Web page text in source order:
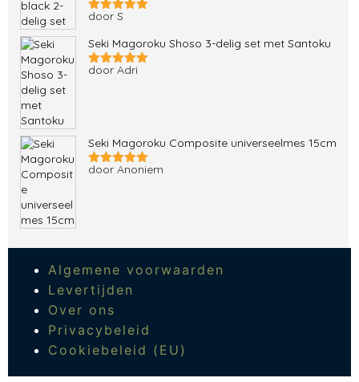
Gewaardeerd
door S
Seki Magoroku Shoso 3-delig set met Santoku
Gewaardeerd
door Adri
Seki Magoroku Composite universeelmes 15cm
Gewaardeerd
door Anoniem
Algemene voorwaarden
Levertijden
Over ons
Privacybeleid
Cookiebeleid (EU)